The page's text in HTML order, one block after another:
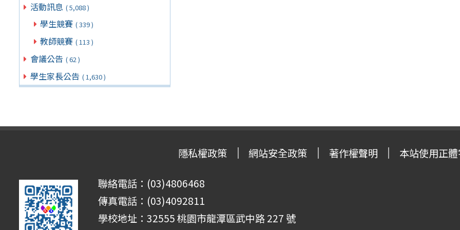
活動訊息 ( 5,088 )
學生競賽 ( 339 )
教師競賽 ( 113 )
會議公告 ( 62 )
學生家長公告 ( 1,630 )
隱私權政策 網站安全政策 著作權聲明 本站使用正
聯絡電話：(03)4806468
傳真電話：(03)4092811
學校地址：32555 桃園市龍潭區武中路 227 號